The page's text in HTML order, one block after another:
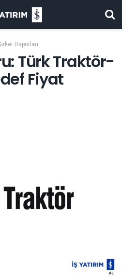
Raporları
Türk Traktör-
Fiyat